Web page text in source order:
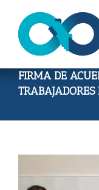
content
FIRMA DE
Image